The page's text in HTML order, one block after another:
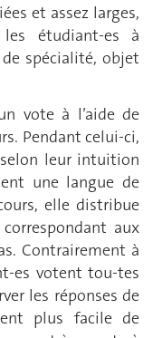
et assez larges,
étudiant-es à
spécialité, objet
vote à l’aide de
Pendant celui-ci,
leur intuition
une langue de
elle distribue
aux
Contrairement à
es votent tou-tes
les réponses de
plus facile de